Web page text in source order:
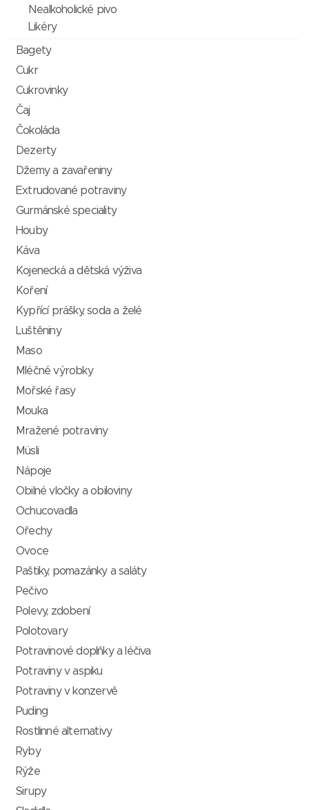
Nealkoholické pivo
Likéry
Bagety
Cukr
Cukrovinky
Čaj
Čokoláda
Dezerty
Džemy a zavařeniny
Extrudované potraviny
Gurmánské speciality
Houby
Káva
Kojenecká a dětská výživa
Koření
Kypřící prášky, soda a želé
Luštěniny
Maso
Mléčné výrobky
Mořské řasy
Mouka
Mražené potraviny
Müsli
Nápoje
Obilné vločky a obiloviny
Ochucovadla
Ořechy
Ovoce
Paštiky, pomazánky a saláty
Pečivo
Polevy, zdobení
Polotovary
Potravinové doplňky a léčiva
Potraviny v aspiku
Potraviny v konzervě
Puding
Rostlinné alternativy
Ryby
Rýže
Sirupy